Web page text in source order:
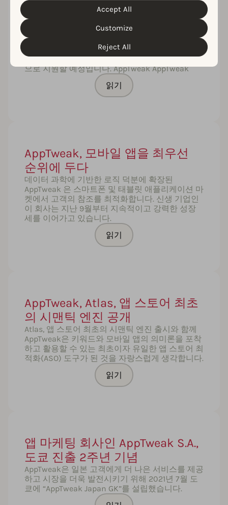
personal data and the different cookies we use, please
Cookie Policy&Privacy Policy
customize your cookie settings and preferences by
clicking the “Customize” button.
Reject All
Customize
Accept All
한국 사무소 개설
AppTweak 벨기에)에 본사를 둔 선도적인 ASO 도
구 기업인 ㈜유니온은 올해 8월 한국 지사를 설립
했습니다. 2014년 설립 이후 미국, 인도, 일본에 지
사를 설립한 는 이제 한국 지역의 사업 개발을 담당
할 가비 윤 지사장과 함께 국내 사용자들을 적극적
으로 지원할 예정입니다. AppTweak AppTweak
읽기
AppTweak, 모바일 앱을 최우선
순위에 두다
데이터 과학에 기반한 로직 덕분에 확장된
AppTweak 은 스마트폰 및 태블릿 애플리케이션 마
켓에서 고객의 참조를 최적화합니다. 신생 기업인
이 회사는 지난 9월부터 지속적이고 강력한 성장
세를 이어가고 있습니다.
읽기
AppTweak, Atlas, 앱 스토어 최초
의 시맨틱 엔진 공개
Atlas, 앱 스토어 최초의 시맨틱 엔진 출시와 함께
AppTweak은 키워드와 모바일 앱의 의미론을 포착
하고 활용할 수 있는 최초이자 유일한 앱 스토어 최
적화(ASO) 도구가 된 것을 자랑스럽게 생각합니다.
읽기
앱 마케팅 회사인 AppTweak S.A.,
도쿄 진출 2주년 기념
AppTweak은 일본 고객에게 더 나은 서비스를 제공
하고 시장을 더욱 발전시키기 위해 2021년 7월 도
쿄에 “AppTweak Japan GK”를 설립했습니다.